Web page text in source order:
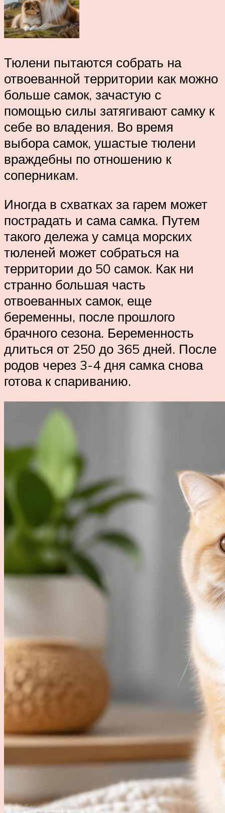
Тюлени пытаются собрать на
отвоеванной территории как можно
больше самок, зачастую с
помощью силы затягивают самку к
себе во владения. Во время
выбора самок, ушастые тюлени
враждебны по отношению к
соперникам.
Иногда в схватках за гарем может
пострадать и сама самка. Путем
такого дележа у самца морских
тюленей может собраться на
территории до 50 самок. Как ни
странно большая часть
отвоеванных самок, еще
беременны, после прошлого
брачного сезона. Беременность
длиться от 250 до 365 дней. После
родов через 3-4 дня самка снова
готова к спариванию.